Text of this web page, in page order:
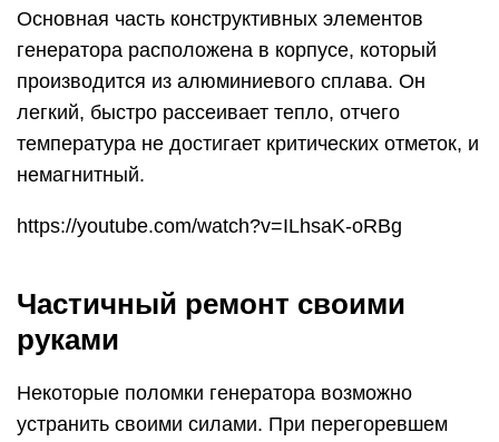
Основная часть конструктивных элементов
генератора расположена в корпусе, который
производится из алюминиевого сплава. Он
легкий, быстро рассеивает тепло, отчего
температура не достигает критических отметок, и
немагнитный.
https://youtube.com/watch?v=ILhsaK-oRBg
Частичный ремонт своими
руками
Некоторые поломки генератора возможно
устранить своими силами. При перегоревшем